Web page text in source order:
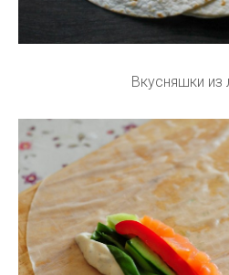
Вкусняшки